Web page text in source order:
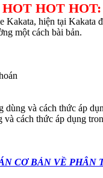
HOT HOT:
Kakata, hiện tại Kakata
một cách bài bản.
và cách thức áp
cách thức áp dụng
CƠ BẢN VỀ